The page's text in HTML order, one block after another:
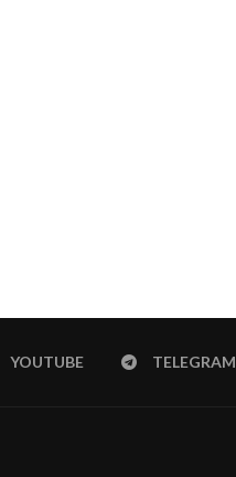
YOUTUBE TELEGRAM